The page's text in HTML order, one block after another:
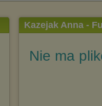
Kazejak Anna -
Nie ma